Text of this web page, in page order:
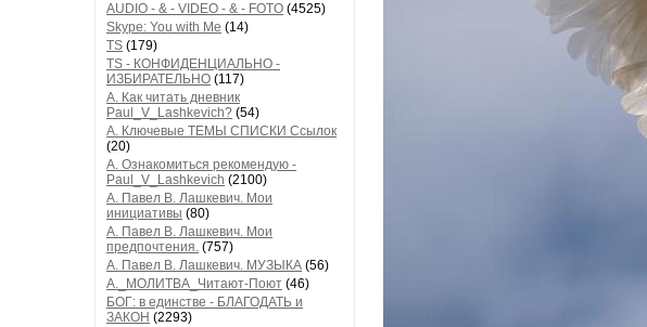
AUDIO - & - VIDEO - & - FOTO (4525)
Skype: You with Me (14)
TS (179)
TS - КОНФИДЕНЦИАЛЬНО -
ИЗБИРАТЕЛЬНО (117)
А. Как читать дневник
Paul_V_Lashkevich? (54)
А. Ключевые ТЕМЫ СПИСКИ Ссылок
(20)
А. Ознакомиться рекомендую -
Paul_V_Lashkevich (2100)
А. Павел В. Лашкевич. Мои
инициативы (80)
А. Павел В. Лашкевич. Мои
предпочтения. (757)
А. Павел В. Лашкевич. МУЗЫКА (56)
А._МОЛИТВА_Читают-Поют (46)
БОГ: в единстве - БЛАГОДАТЬ и
ЗАКОН (2293)